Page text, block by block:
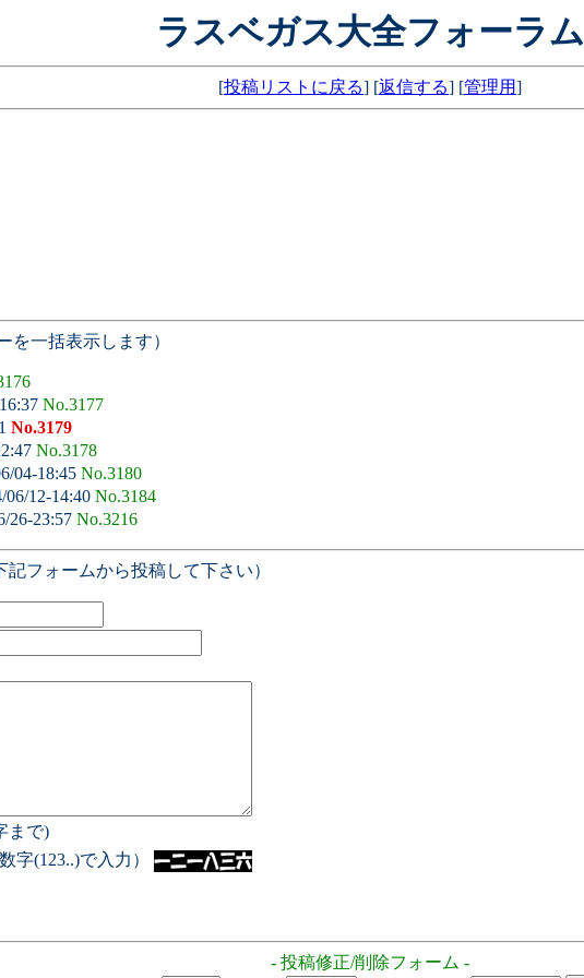
ラスベガス大全フォーラム
[投稿リストに戻る] [返信する] [管理用]
を一括表示します）
No.3177
No.3179
No.3178
04-18:45 No.3180
06/12-14:40 No.3184
26-23:57 No.3216
フォームから投稿して下さい）
まで)
字(123..)で入力）
- 投稿修正/削除フォーム -